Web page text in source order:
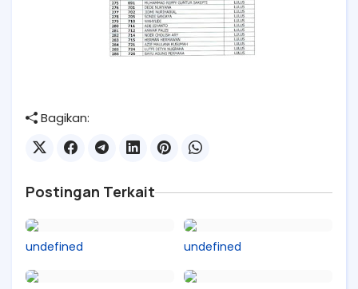
Bagikan:
Postingan Terkait
undefined undefined